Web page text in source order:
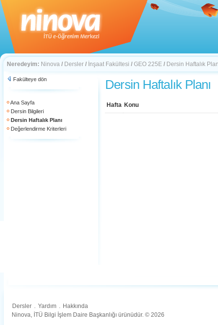
Neredeyim: Ninova / Dersler / İnşaat Fakültesi / GEO 225E / Dersin Haftalık
Fakülteye dön
Ana Sayfa
Dersin Bilgileri
Dersin Haftalık Planı
Değerlendirme Kriterleri
Dersin Haftalık Planı
Hafta Konu
Dersler . Yardım . Hakkında
Ninova, İTÜ Bilgi İşlem Daire Başkanlığı ürünüdür. © 2026